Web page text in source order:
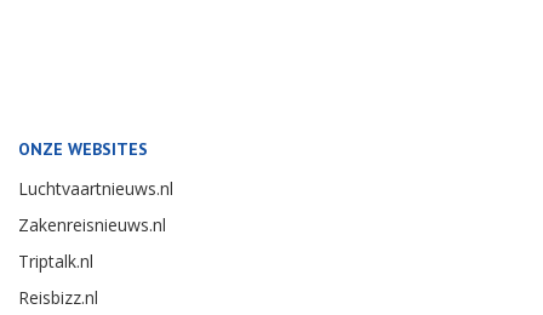
ONZE WEBSITES
Luchtvaartnieuws.nl
Zakenreisnieuws.nl
Triptalk.nl
Reisbizz.nl